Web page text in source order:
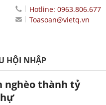
Hotline: 0963.806.677
Toasoan@vietq.vn
HỘI NHẬP
thành tỷ